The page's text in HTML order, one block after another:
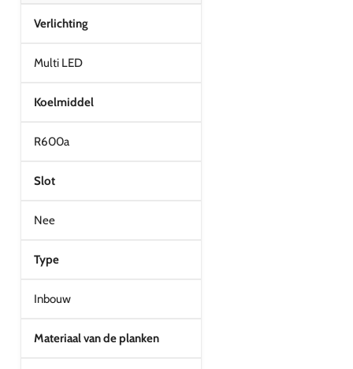
Verlichting
Multi LED
Koelmiddel
R600a
Slot
Nee
Type
Inbouw
Materiaal van de planken